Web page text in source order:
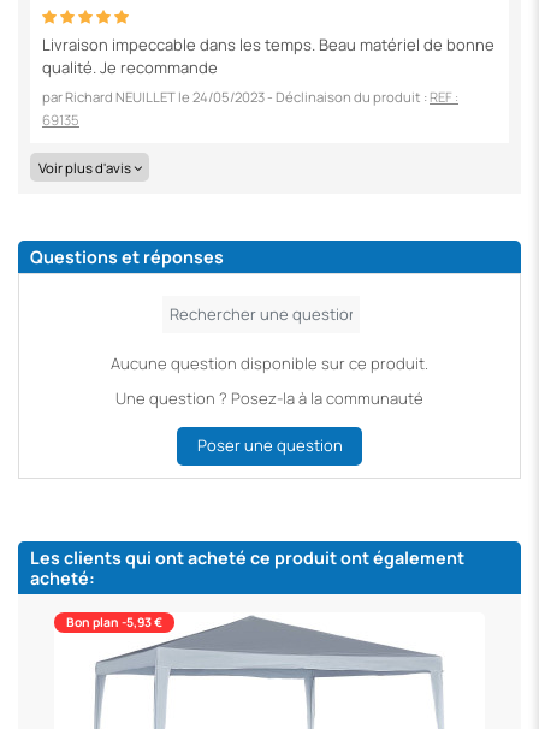
Livraison impeccable dans les temps. Beau matériel de bonne
qualité. Je recommande
parRichard NEUILLET le 24/05/2023- Déclinaison du produit :REF :
69135
Voir plus d'avis
Questions et réponses
Aucune question disponible sur ce produit.
Une question ? Posez-la à la communauté
Poser une question
Les clients qui ont acheté ce produit ont également
acheté:
Bon plan -5,93 €